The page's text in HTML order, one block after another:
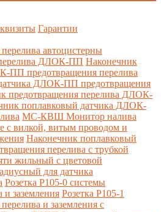
Гарантии
автоцистерны
ДЛОК-ПП Наконечник
ПП предотвращения перелива
ДЛОК-ПП предотвращения
предотвращения перелива ДЛОК-
поплавковый датчика ДЛОК-
МС-КВШ Монитор налива
с вилкой, витым проводом и
Наконечник поплавковый
перелива с трубкой
жильный с цветовой
для датчика
Розетка Р105-0 системы
и заземления Розетка Р105-1
и заземления с